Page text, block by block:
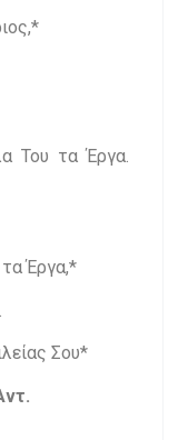
Του τα Έργα.
Έργα,*
Σου*